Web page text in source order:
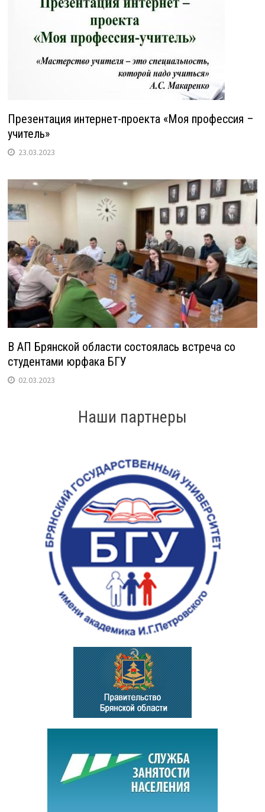
Презентация интернет-проекта «Моя профессия –
учитель»
23.03.2023
В АП Брянской области состоялась встреча со
студентами юрфака БГУ
02.03.2023
Наши партнеры